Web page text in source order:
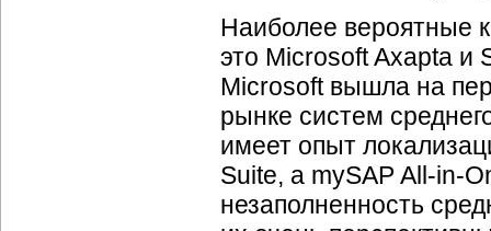
Наиболее вероятные
это Microsoft Axapta и
Microsoft вышла на
рынке систем
имеет опыт
Suite, а mySAPAll-in-
незаполненность